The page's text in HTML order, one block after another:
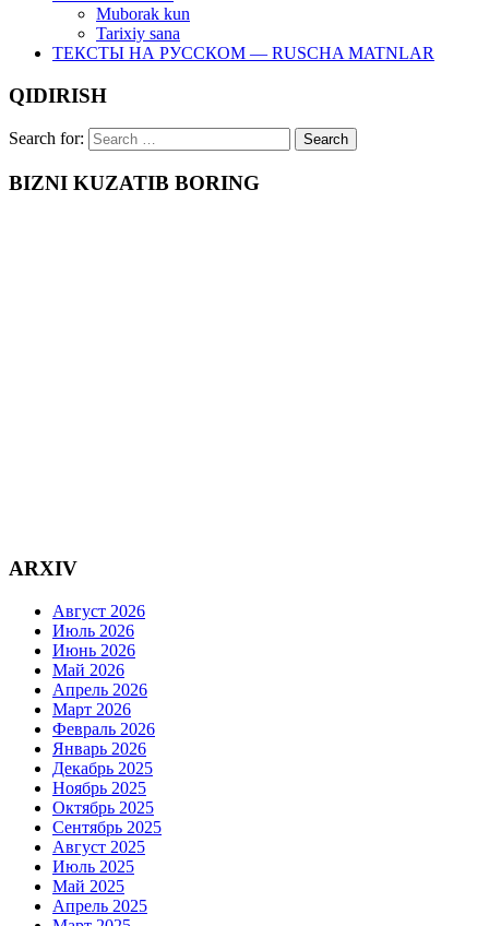
Muborak kun
Tarixiy sana
ТЕКСТЫ НА РУССКОМ — RUSCHA MATNLAR
QIDIRISH
Search for:
BIZNI KUZATIB BORING
ARXIV
Август 2026
Июль 2026
Июнь 2026
Май 2026
Апрель 2026
Март 2026
Февраль 2026
Январь 2026
Декабрь 2025
Ноябрь 2025
Октябрь 2025
Сентябрь 2025
Август 2025
Июль 2025
Май 2025
Апрель 2025